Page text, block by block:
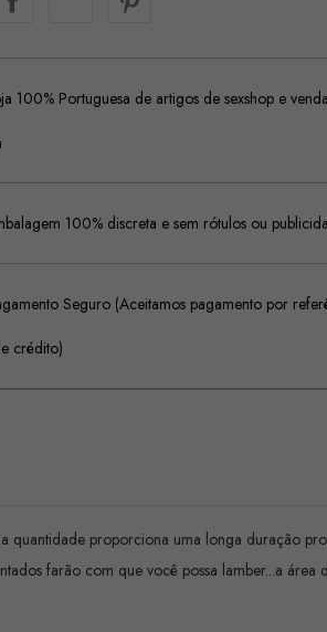
100% Portuguesa de artigos de sexshop e
100% discreta e sem rótulos ou
Seguro (Aceitamos pagamento por
crédito)
quantidade proporciona uma longa duração
farão com que você possa lamber...a área